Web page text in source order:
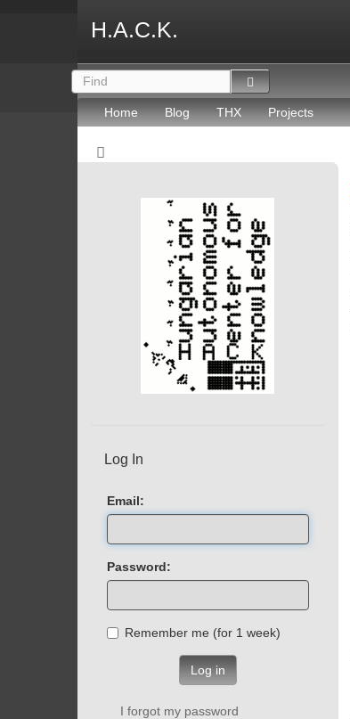
H.A.C.K.
Home Blog THX Projects
Log In
Email:
Password:
Remember me (for 1 week)
Log in
I forgot my password